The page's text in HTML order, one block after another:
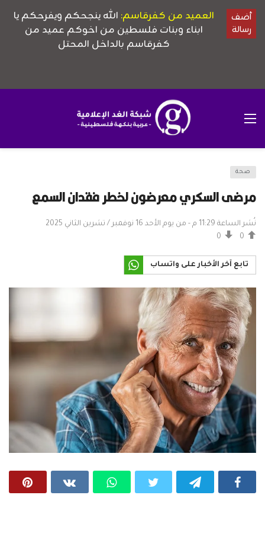
صحة
مرضى السكري معرضون لخطر فقدان السمع
نُشر الساعة 11:29 م - من يوم الأحد 16 نوفمبر / تشرين الثاني 2025
0
0
تابع آخر الأخبار على واتساب